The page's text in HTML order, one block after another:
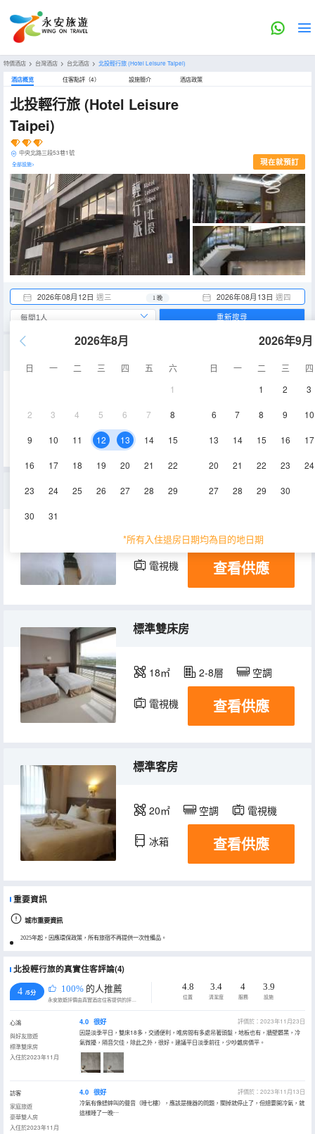
特價酒店 > 台灣酒店 > 台北酒店 > 北投輕行旅(Hotel Leisure Taipei)
酒店概览 住客點評（4） 設施簡介 酒店政策
北投輕行旅 (Hotel Leisure
Taipei)
中央北路三段53巷1號
全部設施> 現在就預訂
2026年08月12日 週三 2026年08月13日 週四
1 晚
2026年8月
日 一 二 三 四 五
六
1
2 3 4 5 6 7 8
9 10 11 12 13 14 15
16 17 18 19 20 21 22
23 24 25 26 27 28 29
30 31
2026年9月
日 一 二 三
四
1
2 3
6 7 8 9 10
13 14 15 16 17
20 21 22 23 24
27 28 29 30
*所有入住退房日期均為目的地日期
重新搜尋
空調
尊爵四人房
35㎡ 2-8層 空調
電視機 冰箱
查看供應
標準雙床房
18㎡ 2-8層 空調
電視機 冰箱
查看供應
標準客房
20㎡ 空調 電視機
冰箱 查看供應
重要資訊
城市重要資訊
2025年起，因應環保政策，所有旅宿不再提供一次性備品。
北投輕行旅的真實住客評論(4)
4 /5分 100% 的人推薦
永安旅遊評價由真實酒店住客提供的評價。
4.8
位置
3.4
清潔度
4
服務
3.9
設施
心鴻
與好友旅遊
標準雙床房
入住於2023年11月
4.0 很好
評價於：2023年11月23日
因是淡季平日，雙床18多，交通便利，唯房間有多處吊著頭髮，地板也有，牆壁髒黑，冷
氣微擾，隔音欠佳，除此之外，很好。建議平日淡季前往，少吵雜房價平。
訪客
家庭旅遊
豪華雙人房
入住於2023年11月
4.0 很好
評價於：2023年11月13日
冷氣有像蟋蟀叫的聲音（睡七樓），應該是機器的問題，關掉就停止了，但總要開冷氣，就
這樣睡了一晚⋯